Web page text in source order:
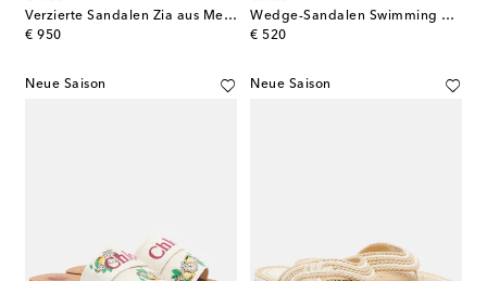
Verzierte Sandalen Zia aus Metallic-Leder
€ 950
original price
Wedge-Sandalen Swimming Cool aus Lackleder
€ 520
original price
Neue Saison Neue Saison